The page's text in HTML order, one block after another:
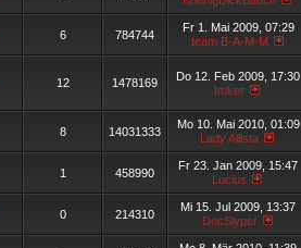
6 784744
Fr 1. Mai 2009, 07:29
team B-A-M-M
12 1478169
Do 12. Feb 2009, 17:30
Imker
8 14031333
Mo 10. Mai 2010, 01:09
Lady Allista
1 458990
Fr 23. Jan 2009, 15:47
Lucius
0 214310
Mi 15. Jul 2009, 13:37
DocSlyper